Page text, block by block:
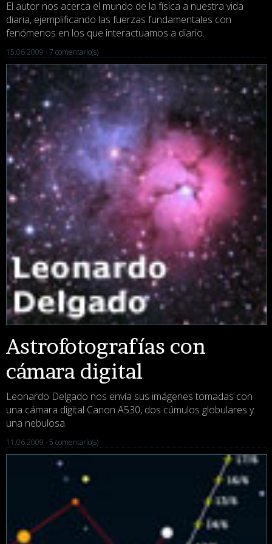
El autor nos acerca el mundo de la física a nuestra vida
diaria, ejemplificando las fuerzas fundamentales con
fenómenos en los que interactuamos a diario.
15.06.2009 · 7 comentario(s)
Astrofotografías con
cámara digital
Leonardo Delgado nos envía sus imágenes tomadas con
una cámara digital Canon A530, dos cúmulos globulares y
una nebulosa.
11.06.2009 · 5 comentario(s)